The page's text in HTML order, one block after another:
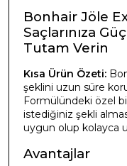
Bonhair Jöle
Saçlarınıza
Tutam Verin
Kısa Ürün Özeti:
şeklini uzun süre
Formülündeki özel
istediğiniz şekli
uygun olup kolayca
Avantajlar